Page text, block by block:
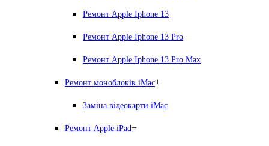
Ремонт Apple Iphone 13
Ремонт Apple Iphone 13 Pro
Ремонт Apple Iphone 13 Pro Max
Ремонт моноблоків iMac+
Заміна відеокарти iMac
Ремонт Apple iPad+